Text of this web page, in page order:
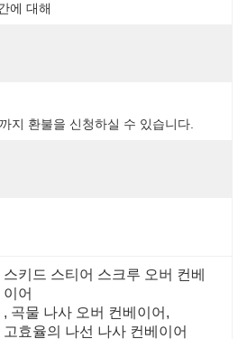
에 대해
지 환불을 신청하실 수 있습니다.
스키드 스티어 스크루 오버 컨베
이어
, 곡물 나사 오버 컨베이어 ,
고효율의 나선 나사 컨베이어